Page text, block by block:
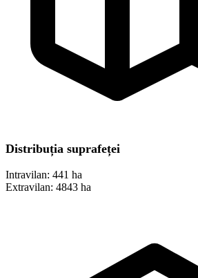
Distribuția suprafeței
Intravilan: 441 ha
Extravilan: 4843 ha